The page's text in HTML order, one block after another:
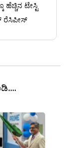
ಹೆಚ್ಚಿನ ಟೇಸ್ಟಿ
ರೆಸಿಪೀಸ್